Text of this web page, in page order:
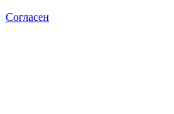
Согласен